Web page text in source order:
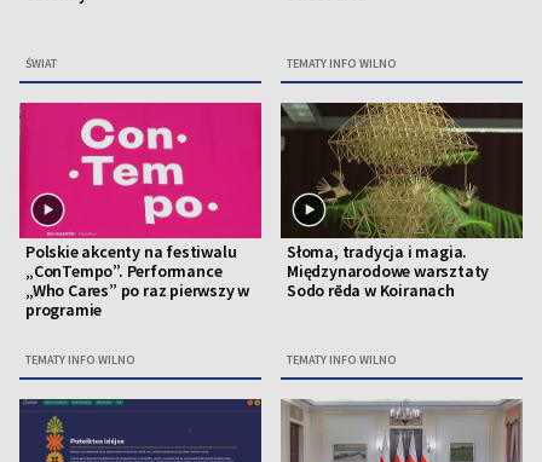
ŚWIAT TEMATY INFO WILNO
Polskie akcenty na festiwalu
„ConTempo”. Performance
„Who Cares” po raz pierwszy w
programie
TEMATY INFO WILNO
Słoma, tradycja i magia.
Międzynarodowe warsztaty
Sodo rēda w Koiranach
TEMATY INFO WILNO